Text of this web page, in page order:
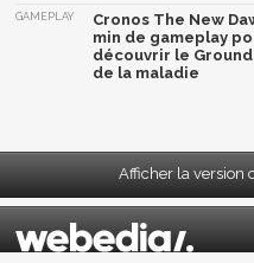
GAMEPLAY
Cronos The New
min de gameplay
découvrir le
de la maladie
Afficher la version